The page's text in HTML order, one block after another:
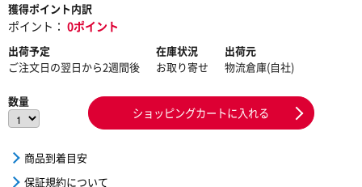
獲得ポイント内訳
ポイント： 0ポイント
出荷予定
ご注文日の翌日から2週間後
在庫状況
お取り寄せ
出荷元
物流倉庫(自社)
数量
ショッピングカートに入れる
商品到着目安
保証規約について